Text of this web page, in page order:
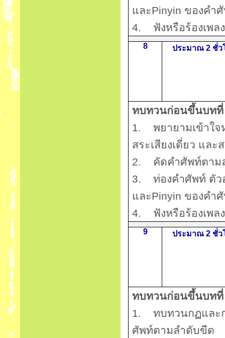
และPinyin ของคำ
4.
ฟังหรือร้องเพล
8 ประมาณ 2 ชั่ว
ทบทวนก่อนขึ้นบท
1.
พยายามเข้าใ
สระเสียงเดี่ยว และ
2.
คัดคำศัพท์ตาม
3.
ท่องคำศัพท์ ตั
และPinyin ของคำ
4.
ฟังหรือร้องเพล
9 ประมาณ 2 ชั่ว
ทบทวนก่อนขึ้นบท
1.
ทบทวนกฏแล
ศัพท์ตามลำดับขีด